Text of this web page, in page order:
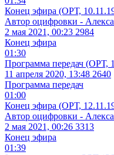
Конец эфира (ОРТ,
Автор оцифровки -
2 мая 2021, 00:23 2984
Конец эфира
01:30
Программа передач (ОРТ,
11 апреля 2020, 13:48 2640
Программа передач
01:00
Конец эфира (ОРТ,
Автор оцифровки -
2 мая 2021, 00:26 3313
Конец эфира
01:39